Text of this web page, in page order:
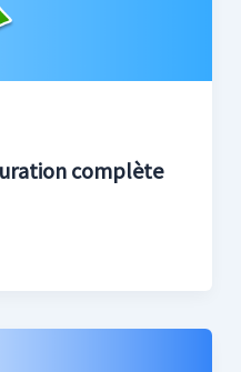
complète